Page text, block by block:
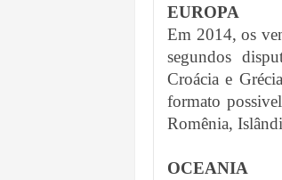
EUROPA
Em 2014, os
segundos
Croácia e
formato
Romênia,
OCEANIA